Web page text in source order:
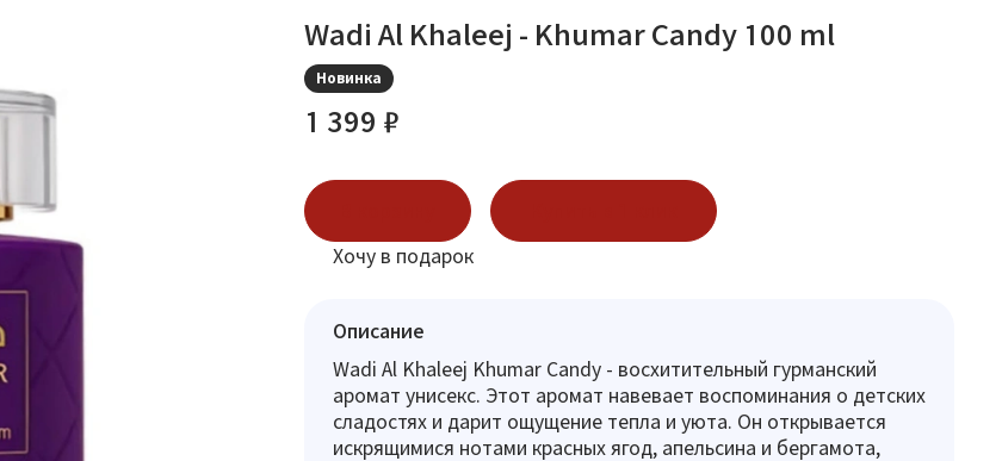
Wadi Al Khaleej - Khumar Candy 100 ml
Новинка
1 399 ₽
Хочу в подарок
Описание
Wadi Al Khaleej Khumar Candy - восхитительный гурманский
аромат унисекс. Этот аромат навевает воспоминания о детских
сладостях и дарит ощущение тепла и уюта. Он открывается
искрящимися нотами красных ягод, апельсина и бергамота,